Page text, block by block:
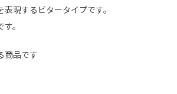
現するビタータイプです。
。
商品です